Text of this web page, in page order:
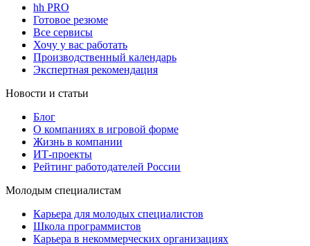
hh PRO
Готовое резюме
Все сервисы
Хочу у вас работать
Производственный календарь
Экспертная рекомендация
Новости и статьи
Блог
О компаниях в игровой форме
Жизнь в компании
ИТ-проекты
Рейтинг работодателей России
Молодым специалистам
Карьера для молодых специалистов
Школа программистов
Карьера в некоммерческих организациях